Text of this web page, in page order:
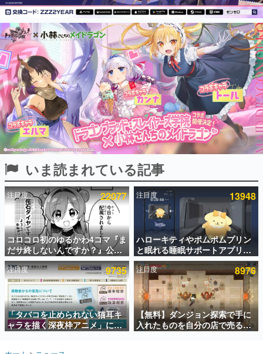
ピックアップ
電ファミのいま読まれている記事ランキング
アプリセール情報
インタビュー
連載・特集一覧
殿堂入り記事
SNS拡散数が数千以上！ ページビュー数万以上！ などな
ど。多くの人々に読まれた、電ファミ渾身の“殿堂入り”記
事をまとめました。
ゲームの企画書
名作ゲームクリエイターの方々に製作時のエピソードをお
聞きし、ヒットする企画（ゲーム）とは何か？を探ってい
きます。
赫本
この物語を解いてはいけない。『赫本』は、〈試験問題〉
の形をした短編ホラー小説集です。
新世代に訊く
これからのデジタルゲーム市場を担う若きクリエイター達
の姿を追い、彼らのルーツと情熱を探っていきます。
いま読まれている記事
注目度 22077
コロコロ初のゆるかわ4コマ『ま
だサ終しないんですか？』公開
スタート。主人公は新入社員の
侘石ダイヤ、ゲーム会社を舞台
にトラブルへ対応する社員たち
を描く
注目度 13948
ハローキティやポムポムプリン
と眠れる睡眠サポートアプリ
『ゆめたび』が配信中。キャラ
ごとのASMRや目覚ましアラー
ムも搭載
注目度 9735
「タバコを止められない猫耳キ
ャラを描く深夜枠アニメ」に視
聴者の一部から批判意見。違法
注目度 8976
【無料】ダンジョン探索で手に
入れたものを自分の店で売るゲ
ーム『Moonlighter』がSteam